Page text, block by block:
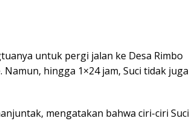
untuk pergi jalan ke Desa Rimbo
Namun, hingga 1×24 jam, Suci tidak juga
mengatakan bahwa ciri-ciri Suci